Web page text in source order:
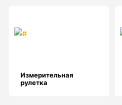
Измерительная
рулетка